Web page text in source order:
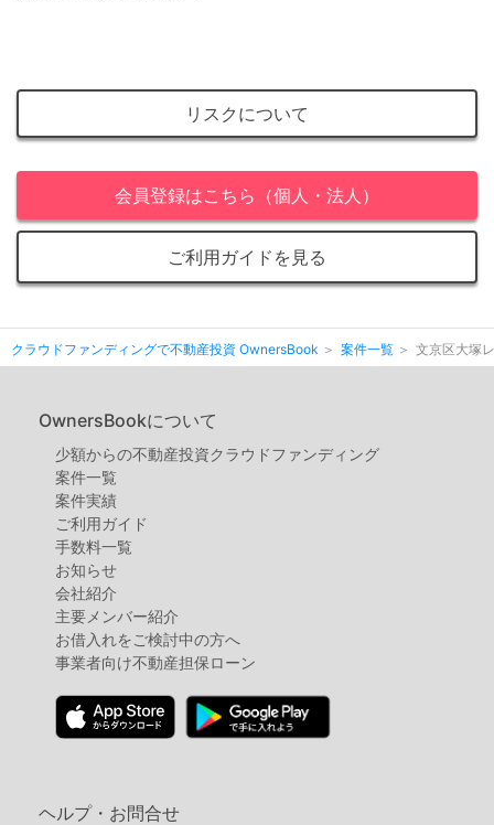
リスクについて
会員登録はこちら（個人・法人）
ご利用ガイドを見る
クラウドファンディングで不動産投資 OwnersBook 案件一覧 文京区大塚
OwnersBookについて
少額からの不動産投資クラウドファンディング
案件⼀覧
案件実績
ご利用ガイド
手数料一覧
お知らせ
会社紹介
主要メンバー紹介
お借入れをご検討中の方へ
事業者向け不動産担保ローン
ヘルプ・お問合せ